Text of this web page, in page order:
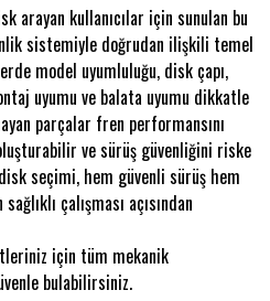
arayan kullanıcılar için sunulan bu
sistemiyle doğrudan ilişkili temel
model uyumluluğu, disk çapı,
uyumu ve balata uyumu dikkatle
parçalar fren performansını
ve sürüş güvenliğini riske
seçimi, hem güvenli sürüş hem
çalışması açısından
için tüm mekanik
bulabilirsiniz.